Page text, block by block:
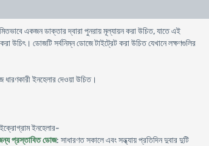
একজন ডাক্তার দ্বারা পুনরায় মূল্যায়ন করা উচিত, যাতে এই
উচিৎ। ডোজটি সর্বনিম্ন ডোজে টাইট্রেট করা উচিত যেখানে লক্ষণগুলির
ইনহেলার দেওয়া উচিত।
ইনহেলার-
প্রস্তাবিত ডোজ: সাধারণত সকালে এবং সন্ধ্যায় প্রতিদিন দুবার দুটি